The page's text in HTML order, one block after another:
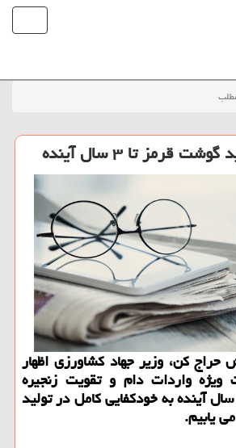
قرمز تا ۳ سال آینده
کن، وزیر جهاد کشاورزی اظهار
ویژه واردات دام و تقویت زنجیره
آینده به خودکفایی کامل در تولید
یابیم.